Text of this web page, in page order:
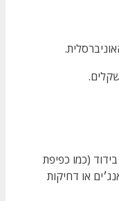
(כמו כפיפת
או דחיקות